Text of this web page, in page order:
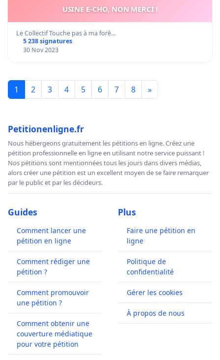
USINE E-CHO, NON MERCI !
Le Collectif Touche pas à ma forê…
5 238 signatures
30 Nov 2023
1 2 3 4 5 6 7 8 »
Petitionenligne.fr
Nous hébergeons gratuitement les pétitions en ligne. Créez une
pétition professionnelle en ligne en utilisant notre service puissant !
Nos pétitions sont mentionnées tous les jours dans divers médias,
alors créer une pétition est un excellent moyen de se faire remarquer
par le public et par les décideurs.
Guides
Comment lancer une
pétition en ligne
Comment rédiger une
pétition ?
Comment promouvoir
une pétition ?
Comment obtenir une
couverture médiatique
pour votre pétition
Plus
Faire une pétition en
ligne
Politique de
confidentialité
Gérer les cookies
À propos de nous